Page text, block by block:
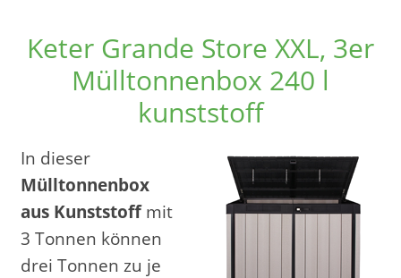
Keter Grande Store XXL, 3er
Mülltonnenbox 240 l
kunststoff
In dieser
Mülltonnenbox
aus Kunststoffmit
3 Tonnen können
drei Tonnen zu je